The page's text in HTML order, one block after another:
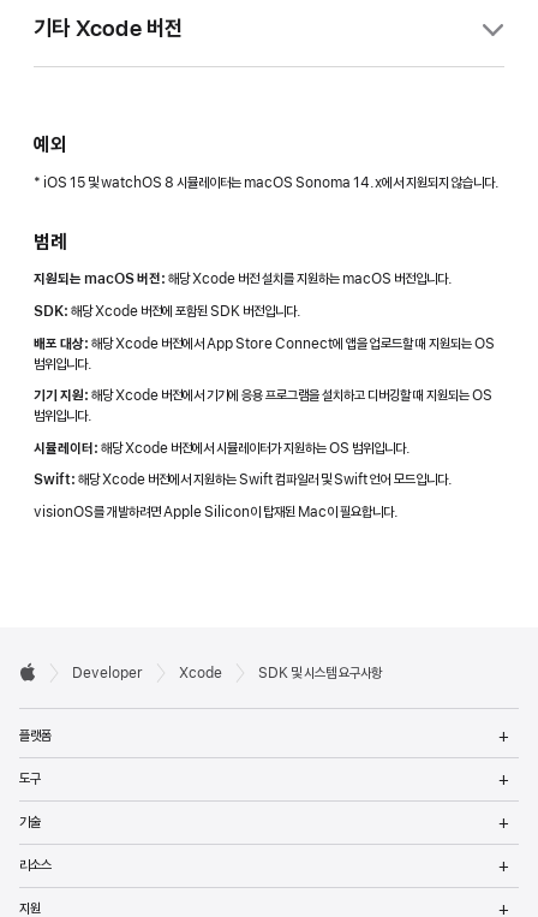
기타 Xcode 버전
Xcode 16.4
tvOS 18.5
Xcode 16.3
macOS Sequoia 15.x
tvOS 18.4
Xcode 16.1
macOS Sonoma 14.5 -
iOS 18.1
tvOS 18.1
visionOS 2.1
예외
* iOS 15 및 watchOS 8 시뮬레이터는 macOS Sonoma 14.x에서 지원되지 않습니다.
범례
지원되는 macOS 버전: 해당 Xcode 버전 설치를 지원하는 macOS 버전입니다.
SDK: 해당 Xcode 버전에 포함된 SDK 버전입니다.
배포 대상: 해당 Xcode 버전에서 App Store Connect에 앱을 업로드할 때 지원되는 OS
범위입니다.
기기 지원: 해당 Xcode 버전에서 기기에 응용 프로그램을 설치하고 디버깅할 때 지원되는 OS
범위입니다.
시뮬레이터: 해당 Xcode 버전에서 시뮬레이터가 지원하는 OS 범위입니다.
Swift: 해당 Xcode 버전에서 지원하는 Swift 컴파일러 및 Swift 언어 모드입니다.
visionOS를 개발하려면 Apple Silicon이 탑재된 Mac이 필요합니다.
Developer
바닥글

Developer Xcode SDK 및 시스템 요구사항
플랫폼
도구
기술
리소스
지원